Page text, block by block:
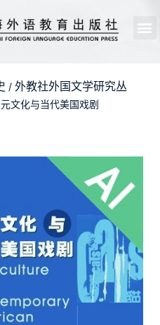
/ 外教社外国文学研究丛
文化与当代美国戏剧